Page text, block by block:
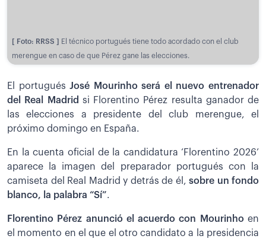
[ Foto: RRSS ]
El técnico portugués tiene todo acordado con el club
merengue en caso de que Pérez gane las elecciones.
El portuguésJosé Mourinho será el nuevo entrenador
del Real Madrid si Florentino Pérez resulta ganador de
las elecciones a presidente del club merengue, el
próximo domingo en España.
En la cuenta oficial de la candidatura ‘Florentino 2026’
aparece la imagen del preparador portugués con la
camiseta del Real Madrid y detrás de él, sobre un fondo
blanco, la palabra “Sí”.
Florentino Pérez anunció el acuerdo con Mourinho en
el momento en el que el otro candidato a la presidencia